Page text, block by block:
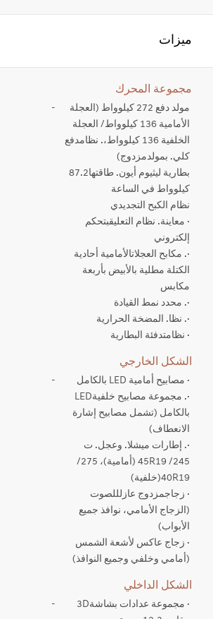
ميزات
مجموعة المحرك
مولد دفع 272 كيلوواط (العجلة
الأمامية 136 كيلوواط/ العجلة
الخلفية 136 كيلوواط،. نظامدفع
كلي. بمولدمزدوج)
بطارية ليثيوم أيون. طاقتها87.2
كيلوواط في الساعة
نظام الكبح التجديدي
· معاينة. نظام التعليقبتحكم
إلكتروني
·. مكابح العجلاتالأمامية أحادية
الكتلة مطلية بالأبيض بأربعة
مكابس
·. محدد نمط القيادة
·. نظا. المضخة الحرارية
· نظامتدفئة البطارية
-
الشكل الخارجي
· مصابيح أمامية LED بالكامل
·. مجموعة مصابيح خلفيةLED
بالكامل (تشمل مصابيح إشارة
الانعطاف)
·. إطارات ميشلا. وعجل. ت
245/ 45R19 (أمامية)، 275/
40R19(خلفية)
· زجاجمزدوج عازلللصوت
(الزجاج الأمامي، نوافذ جميع
الأبواب)
· زجاج عاكس لأشعة الشمس
(أمامي وخلفي وجميع النوافذ)
-
الشكل الداخلي
· مجموعة عدادات بشاشة3D
-